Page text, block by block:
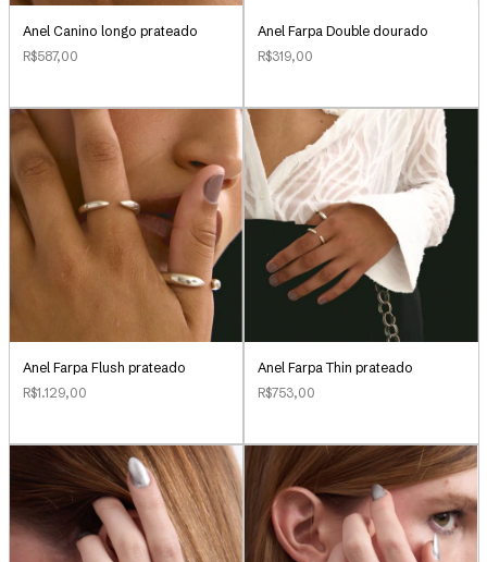
Anel Canino longo prateado
R$587,00
Anel Farpa Double dourado
R$319,00
Anel Farpa Flush prateado
R$1.129,00
Anel Farpa Thin prateado
R$753,00